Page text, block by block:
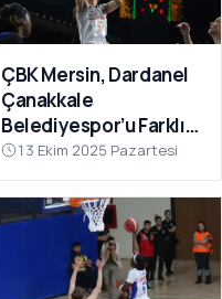
ÇBK Mersin, Dardanel
Çanakkale
Belediyespor’u Farklı
Geçti: 112-78
13 Ekim 2025 Pazartesi